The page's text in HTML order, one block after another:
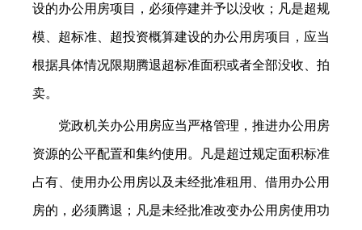
设的办公用房项目，必须停建并予以没收；凡是超规
模、超标准、超投资概算建设的办公用房项目，应当
根据具体情况限期腾退超标准面积或者全部没收、拍
卖。
党政机关办公用房应当严格管理，推进办公用房
资源的公平配置和集约使用。凡是超过规定面积标准
占有、使用办公用房以及未经批准租用、借用办公用
房的，必须腾退；凡是未经批准改变办公用房使用功